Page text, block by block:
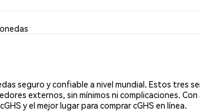
seguro y confiable a nivel mundial. Estos tres
externos, sin mínimos ni complicaciones.
y el mejor lugar para comprar cGHS en línea.